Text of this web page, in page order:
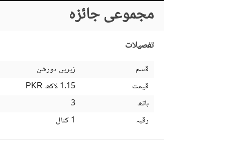
مجموعی جائزہ
تفصیلات
قسم
زیریں پورشن
قیمت
PKR
1.15 لاکھ
باتھ
3
رقبہ
1 کنال